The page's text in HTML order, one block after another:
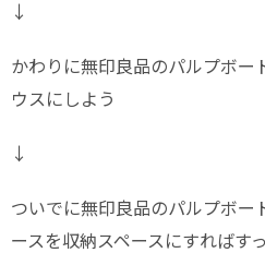
↓
かわりに無印良品のパルプボー
ウスにしよう
↓
ついでに無印良品のパルプボー
ースを収納スペースにすればす